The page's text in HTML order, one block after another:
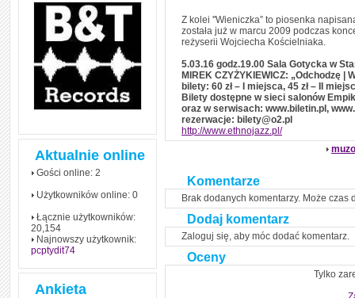
praktycznych przykładach,
dzięki którym łatwiej je
zapamiętasz
W końcu ktoś po ludzku i
zrozumiale wytłumaczył, na
czym polega mowa zależna
(reported speech) w języku
angielskim
Jak zacząć czytać
Aktualnie online
Gości online: 2
Użytkowników online: 0
Łącznie użytkowników:
20,154
Najnowszy użytkownik:
pcptydit74
Ankieta
Z kolei ''Wieniczka” to piosenka
została już w marcu 2009 podczas
reżyserii Wojciecha Kościelniaka.
5.03.16 godz.19.00 Sala Gotycka w
MIREK CZYŻYKIEWICZ: „Odchodzę |
bilety: 60 zł – I miejsca, 45 zł – II
Bilety dostępne w sieci salonów
oraz w serwisach: www.biletin.pl,
rezerwacje: bilety@o2.pl
http://www.ethnojazz.pl/
Komentarze
Brak dodanych komentarzy. Może czas
Dodaj komentarz
Zaloguj się, aby móc dodać komentarz.
Oceny
Tylko